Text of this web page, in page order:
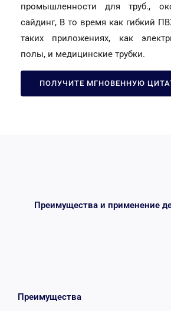
промышленности для труб.,
сайдинг, В то время как гибкий
таких приложениях, как
полы, и медицинские трубки.
ПОЛУЧИТЕ МГНОВЕННУЮ
Преимущества и применение
Преимущества